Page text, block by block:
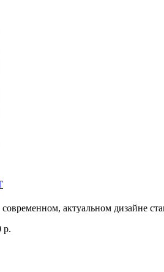
актуальном дизайне
р.